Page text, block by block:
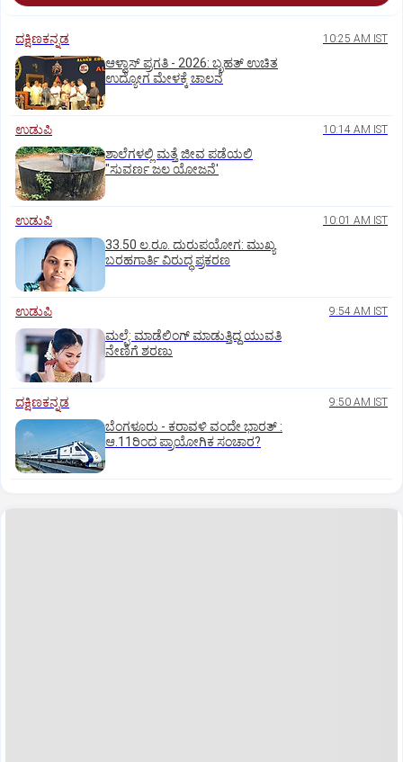
ದಕ್ಷಿಣಕನ್ನಡ 10:25 AM IST
ಆಳ್ವಾಸ್‌ ಪ್ರಗತಿ - 2026: ಬೃಹತ್ ಉಚಿತ
ಉದ್ಯೋಗ ಮೇಳಕ್ಕೆ ಚಾಲನೆ
ಉಡುಪಿ 10:14 AM IST
ಶಾಲೆಗಳಲ್ಲಿ ಮತ್ತೆ ಜೀವ ಪಡೆಯಲಿ
"ಸುವರ್ಣ ಜಲ ಯೋಜನೆ'
ಉಡುಪಿ 10:01 AM IST
33.50 ಲ.ರೂ. ದುರುಪಯೋಗ: ಮುಖ್ಯ
ಬರಹಗಾರ್ತಿ ವಿರುದ್ಧ ಪ್ರಕರಣ
ಉಡುಪಿ 9:54 AM IST
ಮಲ್ಪೆ: ಮಾಡೆಲಿಂಗ್ ಮಾಡುತ್ತಿದ್ದ ಯುವತಿ
ನೇಣಿಗೆ ಶರಣು
ದಕ್ಷಿಣಕನ್ನಡ 9:50 AM IST
ಬೆಂಗಳೂರು - ಕರಾವಳಿ ವಂದೇ ಭಾರತ್‌ :
ಆ.11ರಿಂದ ಪ್ರಾಯೋಗಿಕ ಸಂಚಾರ?